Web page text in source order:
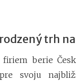
trh
firiem berie
svoju